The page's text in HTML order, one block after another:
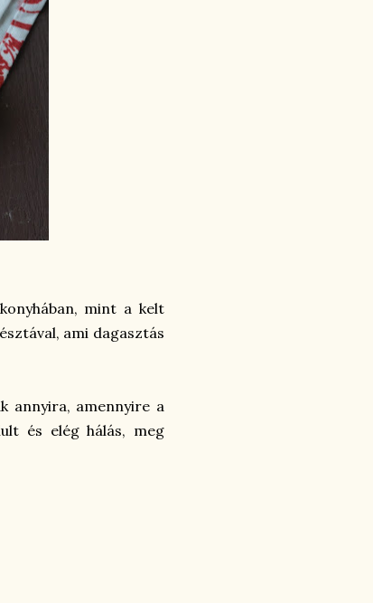
mint a kelt
ami dagasztás
annyira, amennyire a
és elég hálás, meg